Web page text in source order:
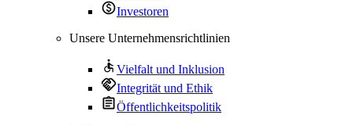
Investoren
Unsere Unternehmensrichtlinien
Vielfalt und Inklusion
Integrität und Ethik
Öffentlichkeitspolitik